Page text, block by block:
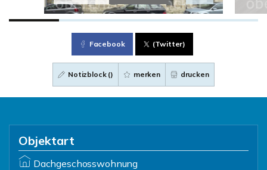
Facebook (Twitter)
Notizblock () merken drucken
Objektart
Dachgeschosswohnung